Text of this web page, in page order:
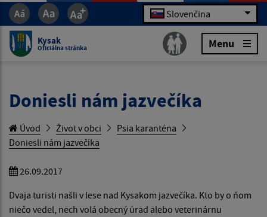
Slovenčina
Kysak
Oficiálna stránka Menu
Doniesli nám jazvečíka
Úvod Život v obci
Psia karanténa
Doniesli nám jazvečíka
26.09.2017
Dvaja turisti našli v lese nad Kysakom jazvečíka. Kto by o ňom
niečo vedel, nech volá obecný úrad alebo veterinárnu